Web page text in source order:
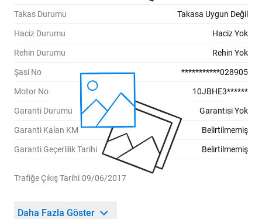
Takas Durumu Takasa Uygun Değil
Haciz Durumu Haciz Yok
Rehin Durumu Rehin Yok
Şasi No ***********028905
Motor No 10JBHE3******
Garanti Durumu Garantisi Yok
Garanti Kalan KM Belirtilmemiş
Garanti Geçerlilik Tarihi Belirtilmemiş
Trafiğe Çıkış Tarihi 09/06/2017
Daha Fazla Göster